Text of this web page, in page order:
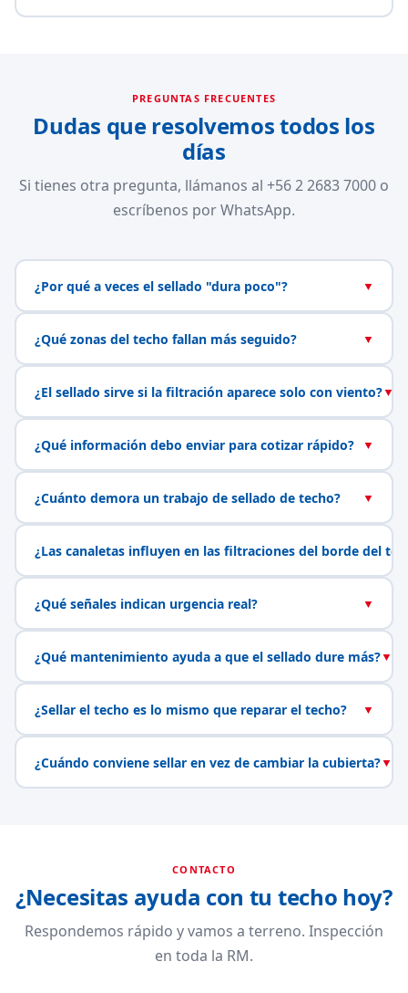
PREGUNTAS FRECUENTES
Dudas que resolvemos todos los
días
Si tienes otra pregunta, llámanos al +56 2 2683 7000 o
escríbenos por WhatsApp.
¿Por qué a veces el sellado "dura poco"? ▼
¿Qué zonas del techo fallan más seguido? ▼
¿El sellado sirve si la filtración aparece solo con viento?▼
¿Qué información debo enviar para cotizar rápido? ▼
¿Cuánto demora un trabajo de sellado de techo? ▼
¿Las canaletas influyen en las filtraciones del borde del
¿Qué señales indican urgencia real? ▼
¿Qué mantenimiento ayuda a que el sellado dure más?▼
¿Sellar el techo es lo mismo que reparar el techo? ▼
¿Cuándo conviene sellar en vez de cambiar la cubierta?▼
CONTACTO
¿Necesitas ayuda con tu techo hoy?
Respondemos rápido y vamos a terreno. Inspección
en toda la RM.